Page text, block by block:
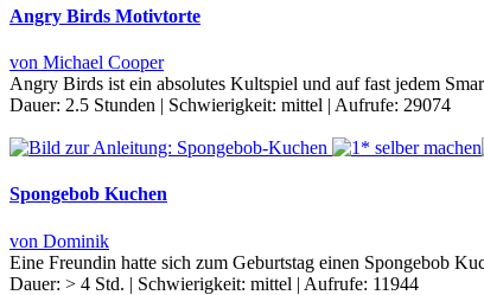
Angry Birds Motivtorte
von Michael Cooper
Angry Birds ist ein absolutes Kultspiel und auf fast jedem
Dauer: 2.5 Stunden | Schwierigkeit: mittel | Aufrufe: 29074
Spongebob Kuchen
von Dominik
Eine Freundin hatte sich zum Geburtstag einen Spongebob
Dauer: > 4 Std. | Schwierigkeit: mittel | Aufrufe: 11944